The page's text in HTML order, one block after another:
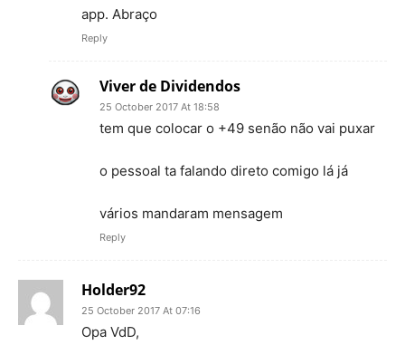
app. Abraço
Reply
Viver de Dividendos
25 October 2017 At 18:58
tem que colocar o +49 senão não vai puxar
o pessoal ta falando direto comigo lá já
vários mandaram mensagem
Reply
Holder92
25 October 2017 At 07:16
Opa VdD,